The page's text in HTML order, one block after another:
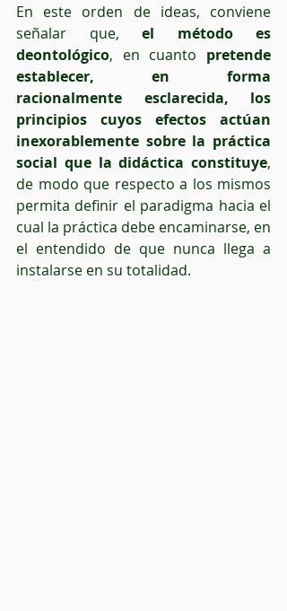
En este orden de ideas, conviene
señalar que, el método es
deontológico, en cuanto pretende
establecer, en forma
racionalmente esclarecida, los
principios cuyos efectos actúan
inexorablemente sobre la práctica
social que la didáctica constituye,
de modo que respecto a los mismos
permita definir el paradigma hacia el
cual la práctica debe encaminarse, en
el entendido de que nunca llega a
instalarse en su totalidad.